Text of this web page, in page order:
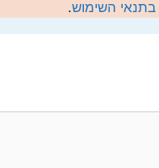
בתנאי השימוש.